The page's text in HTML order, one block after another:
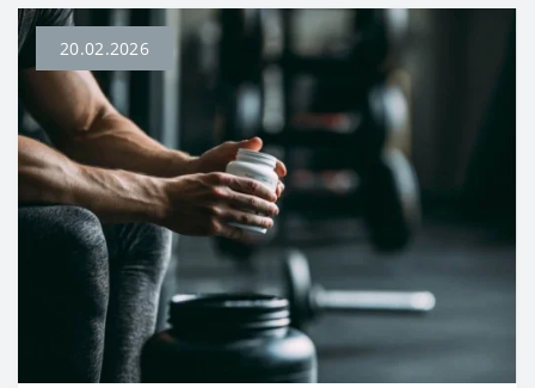
20.02.2026